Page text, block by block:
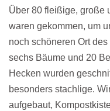
Über 80 fleißige, große
waren gekommen, um
noch schöneren Ort
sechs Bäume und 20
Hecken wurden
besonders stachlige.
aufgebaut,